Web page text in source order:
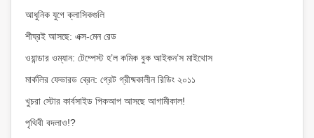
আধুনিক যুগে ক্লাসিকগুলি
শীঘ্রই আসছে: এক্স-মেন রেড
ওয়ান্ডার ওম্যান: টেম্পেস্ট হ’ল কমিক বুক আইকন’স মাইথোস
মার্কলির ফেভারড ব্রেন: গ্রেট গ্রীষ্মকালীন রিডিং ২০১১
খুচরা স্টোর কার্বসাইড পিকআপ আসছে আগামীকাল!
পৃথিবী বদলাও!?